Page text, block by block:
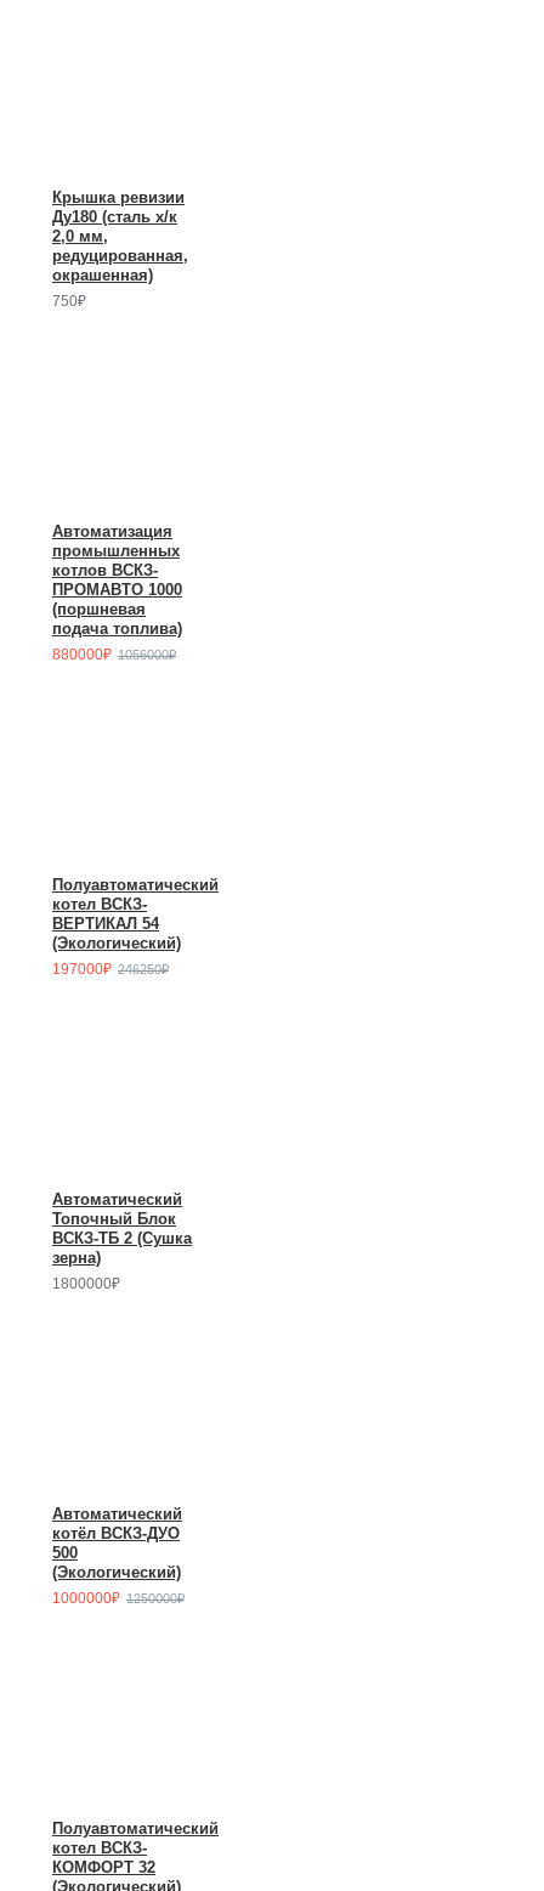
Крышка ревизии
Ду180 (сталь х/к
2,0 мм,
редуцированная,
окрашенная)
750₽
Автоматизация
промышленных
котлов ВСКЗ-
ПРОМАВТО 1000
(поршневая
подача топлива)
880000₽ 1056000₽
Полуавтоматический
котел ВСКЗ-
ВЕРТИКАЛ 54
(Экологический)
197000₽ 246250₽
Автоматический
Топочный Блок
ВСКЗ-ТБ 2 (Сушка
зерна)
1800000₽
Автоматический
котёл ВСКЗ-ДУО
500
(Экологический)
1000000₽ 1250000₽
Полуавтоматический
котел ВСКЗ-
КОМФОРТ 32
(Экологический)